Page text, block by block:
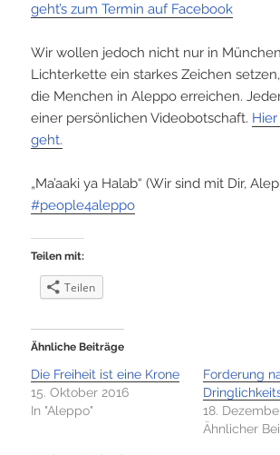
geht’s zum Termin auf Facebook
Wir wollen jedoch nicht nur in
Lichterkette ein starkes Zeichen
die Menchen in Aleppo erreichen.
einer persönlichen Videobotschaft. Hier
geht.
„Ma’aaki ya Halab“ (Wir sind mit Dir,
#people4aleppo
Teilen mit:
Teilen
Ähnliche Beiträge
Die Freiheit ist eine Krone
15. Oktober 2016
In "Aleppo"
Forderung
18.
Ähnlicher